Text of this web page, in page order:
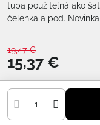
tuba použiteľná ako
čelenka a pod.
19,47 €
15,37 €